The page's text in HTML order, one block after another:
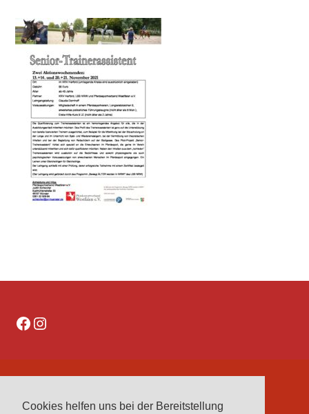
Cookies helfen uns bei der Bereitstellung
Facebook
Instagram
IMPRESSUM